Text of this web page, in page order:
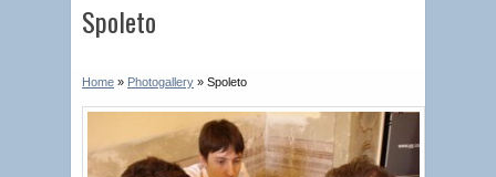
Spoleto
Home » Photogallery » Spoleto